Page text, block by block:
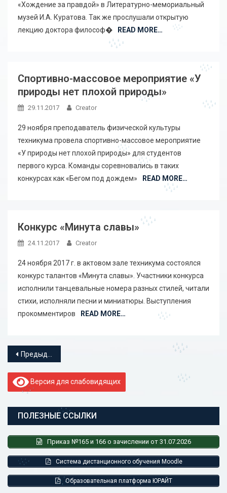
«Хождение за правдой» в Литературно-мемориальный
музей И.А. Куратова. Так же прослушали открытую
лекцию доктора философ�
READ MORE…
Спортивно-массовое мероприятие «У
природы нет плохой природы»
29.11.2017 Creator
29 ноября преподаватель физической культуры
техникума провела спортивно-массовое мероприятие
«У природы нет плохой природы» для студентов
первого курса. Команды соревновались в таких
конкурсах как «Бегом под дождем»
READ MORE…
Конкурс «Минута славы»
24.11.2017 Creator
24 ноября 2017 г. в актовом зале техникума состоялся
конкурс талантов «Минута славы». Участники конкурса
исполнили танцевальные номера разных стилей, читали
стихи, исполняли песни и миниатюры. Выступления
прокомментиров
READ MORE…
Навигация по записям
Предыдущие записи
Версия для слабовидящих
ПОЛЕЗНЫЕ ССЫЛКИ
Приказ №165 и 166 о зачислении от 31.07.2026
Система дистанционного обучения Moodle
Образовательная платформа ЮРАЙТ